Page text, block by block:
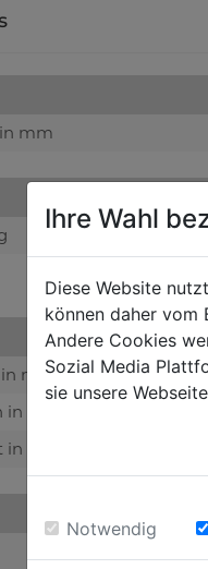
mm
mm
mm
mm
Ihre Wahl
Diese Website
können daher vom
Andere Cookies
Sozial Media
sie unsere
Notwendig